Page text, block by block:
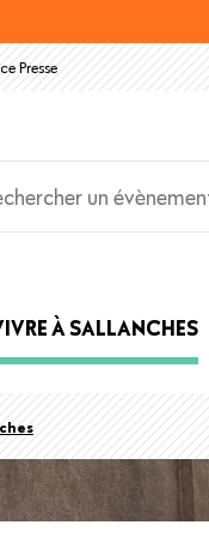
Presse
À SALLANCHES